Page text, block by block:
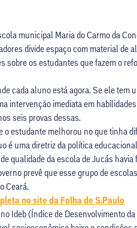
municipal Maria do Carmo da
divide espaço com material de
sobre os estudantes que fazem o
cada aluno está agora. Se ele tem
intervenção imediata em
seis provas dessas.
o estudante melhorou no que tinha
é uma diretriz da política
qualidade da escola de Jucás
prevê que esse grupo de
Ceará.
no site da Folha de S.Paulo
Ideb (Índice de Desenvolvimento